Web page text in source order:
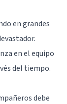
en grandes
en el equipo
del tiempo.
debe